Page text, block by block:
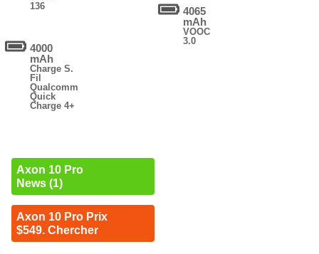
136
4000
mAh
Charge S.
Fil
Qualcomm
Quick
Charge 4+
Axon 10 Pro
News (1)
Axon 10 Pro Prix
$549. Chercher
4065
mAh
VOOC
3.0